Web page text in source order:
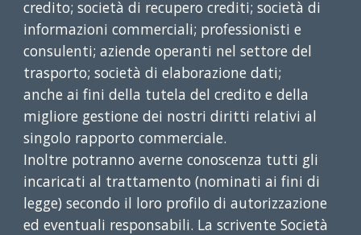
credito; società di recupero crediti; società di
informazioni commerciali; professionisti e
consulenti; aziende operanti nel settore del
trasporto; società di elaborazione dati;
anche ai fini della tutela del credito e della
migliore gestione dei nostri diritti relativi al
singolo rapporto commerciale.
Inoltre potranno averne conoscenza tutti gli
incaricati al trattamento (nominati ai fini di
legge) secondo il loro profilo di autorizzazione
ed eventuali responsabili. La scrivente Società